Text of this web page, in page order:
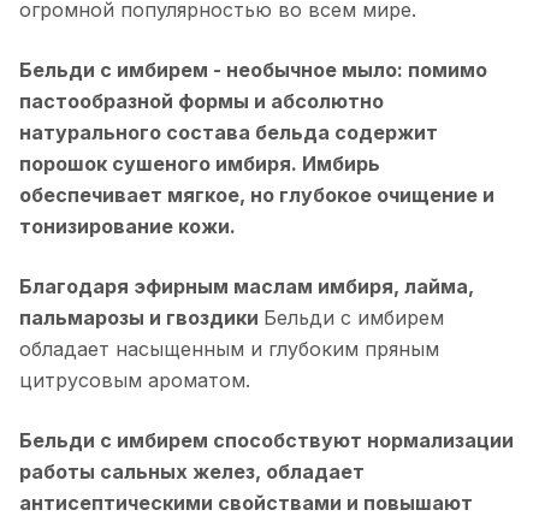
огромной популярностью во всем мире.
Бельди с имбирем - необычное мыло: помимо
пастообразной формы и абсолютно
натурального состава бельда содержит
порошок сушеного имбиря. Имбирь
обеспечивает мягкое, но глубокое очищение и
тонизирование кожи.
Благодаря эфирным маслам имбиря, лайма,
пальмарозы и гвоздики Бельди с имбирем
обладает насыщенным и глубоким пряным
цитрусовым ароматом.
Бельди с имбирем способствуют нормализации
работы сальных желез, обладает
антисептическими свойствами и повышают